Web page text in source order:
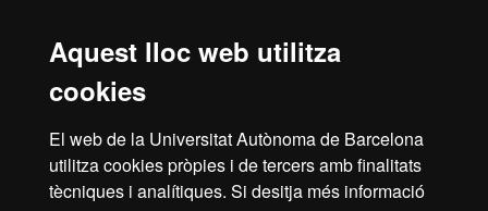
Aquest lloc web utilitza
cookies
El web de la Universitat Autònoma de Barcelona
utilitza cookies pròpies i de tercers amb finalitats
tècniques i analítiques. Si desitja més informació
estudiants de diferent perfil.
Avaluar críticament la pròpia pràctica docent i proposar
estratègies de millora contínua, actuant de manera
els drets humans.
Planificar projectes de recerca sobre l’ensenyament-
aprenentatge del xinès per a hispanoparlants.